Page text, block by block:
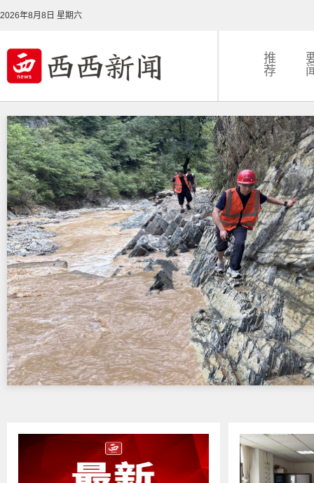
2026年8月8日 星期六
推
荐